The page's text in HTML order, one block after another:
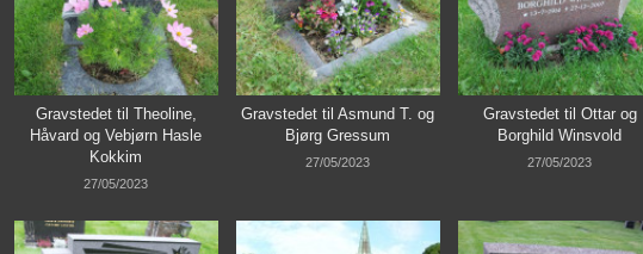
Gravstedet til Theoline,
Håvard og Vebjørn Hasle
Kokkim
27/05/2023
Gravstedet til Asmund T. og
Bjørg Gressum
27/05/2023
Gravstedet til Ottar og
Borghild Winsvold
27/05/2023